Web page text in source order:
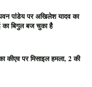
पांडेय पर अखिलेश यादव का
का बिगुल बज चुका है
पर मिसाइल हमला, 2 की